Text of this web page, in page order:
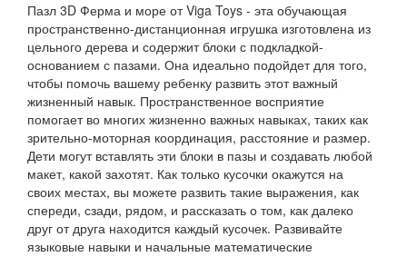
Пазл 3D Ферма и море от Viga Toys - эта обучающая
пространственно-дистанционная игрушка изготовлена из
цельного дерева и содержит блоки с подкладкой-
основанием с пазами. Она идеально подойдет для того,
чтобы помочь вашему ребенку развить этот важный
жизненный навык. Пространственное восприятие
помогает во многих жизненно важных навыках, таких как
зрительно-моторная координация, расстояние и размер.
Дети могут вставлять эти блоки в пазы и создавать любой
макет, какой захотят. Как только кусочки окажутся на
своих местах, вы можете развить такие выражения, как
спереди, сзади, рядом, и рассказать о том, как далеко
друг от друга находится каждый кусочек. Развивайте
языковые навыки и начальные математические